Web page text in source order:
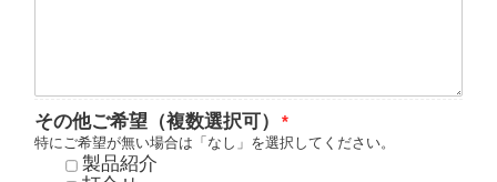
その他ご希望（複数選択可）
特にご希望が無い場合は「なし」を選択してください。
製品紹介